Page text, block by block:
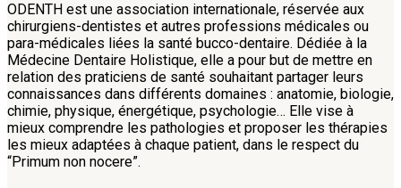
ODENTH est une association internationale, réservée aux
chirurgiens-dentistes et autres professions médicales ou
para-médicales liées la santé bucco-dentaire. Dédiée à la
Médecine Dentaire Holistique, elle a pour but de mettre en
relation des praticiens de santé souhaitant partager leurs
connaissances dans différents domaines : anatomie, biologie,
chimie, physique, énergétique, psychologie… Elle vise à
mieux comprendre les pathologies et proposer les thérapies
les mieux adaptées à chaque patient, dans le respect du
“Primum non nocere”.